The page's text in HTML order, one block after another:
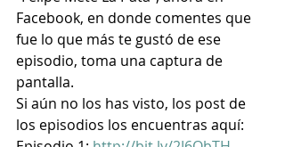
Facebook, en donde comentes que
fue lo que más te gustó de ese
episodio, toma una captura de
pantalla.
Si aún no los has visto, los post de
los episodios los encuentras aquí: